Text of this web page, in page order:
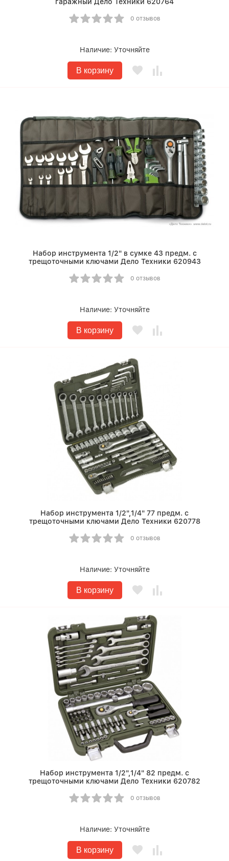
гаражный Дело Техники 620764
0 отзывов
Наличие: Уточняйте
В корзину
Набор инструмента 1/2" в сумке 43 предм. с
трещоточными ключами Дело Техники 620943
0 отзывов
Наличие: Уточняйте
В корзину
Набор инструмента 1/2",1/4" 77 предм. с
трещоточными ключами Дело Техники 620778
0 отзывов
Наличие: Уточняйте
В корзину
Набор инструмента 1/2",1/4" 82 предм. с
трещоточными ключами Дело Техники 620782
0 отзывов
Наличие: Уточняйте
В корзину